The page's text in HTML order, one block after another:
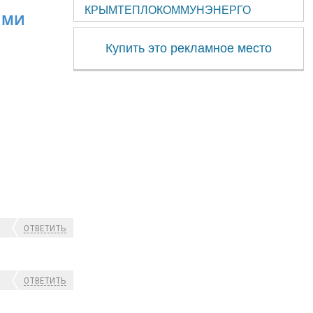
ОТВЕТИТЬ
ОТВЕТИТЬ
КРЫМТЕПЛОКОММУНЭНЕРГО
Купить это рекламное место